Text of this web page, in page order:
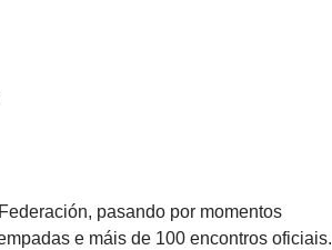
pasando por momentos
e máis de 100 encontros oficiais.